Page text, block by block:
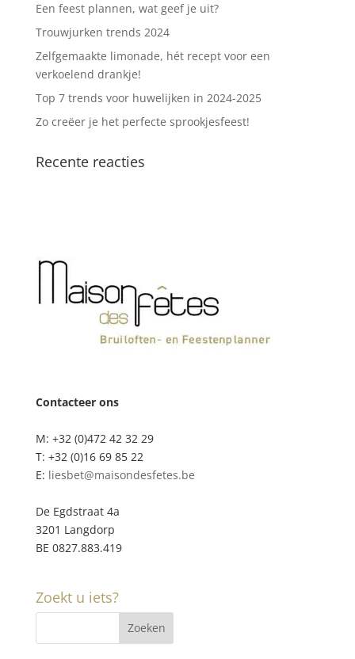
Een feest plannen, wat geef je uit?
Trouwjurken trends 2024
Zelfgemaakte limonade, hét recept voor een
verkoelend drankje!
Top 7 trends voor huwelijken in 2024-2025
Zo creëer je het perfecte sprookjesfeest!
Recente reacties
Contacteer ons
M: +32 (0)472 42 32 29
T: +32 (0)16 69 85 22
E: liesbet@maisondesfetes.be
De Egdstraat 4a
3201 Langdorp
BE 0827.883.419
Zoekt u iets?